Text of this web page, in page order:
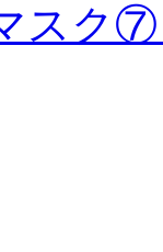
スク